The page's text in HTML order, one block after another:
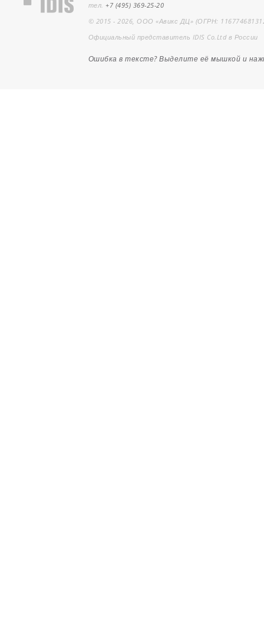
тел.+7 (495) 369-25-20
© 2015 - 2026, ООО «Авикс ДЦ» (ОГРН:
Официальный представитель IDIS Co.Ltd в России
Ошибка в тексте? Выделите её мышкой и